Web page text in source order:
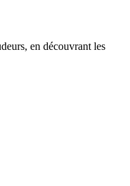
en découvrant les